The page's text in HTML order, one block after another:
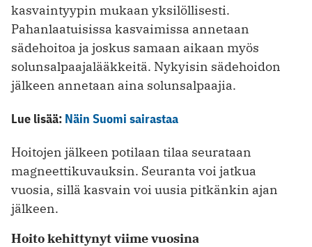
kasvaintyypin mukaan yksilöllisesti.
Pahanlaatuisissa kasvaimissa annetaan
sädehoitoa ja joskus samaan aikaan myös
solunsalpaajalääkkeitä. Nykyisin sädehoidon
jälkeen annetaan aina solunsalpaajia.
Lue lisää: Näin Suomi sairastaa
Hoitojen jälkeen potilaan tilaa seurataan
magneettikuvauksin. Seuranta voi jatkua
vuosia, sillä kasvain voi uusia pitkänkin ajan
jälkeen.
Hoito kehittynyt viime vuosina